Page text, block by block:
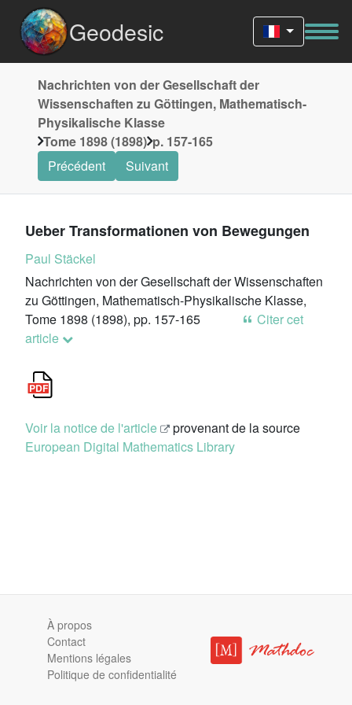
Geodesic
Nachrichten von der Gesellschaft der
Wissenschaften zu Göttingen, Mathematisch-
Physikalische Klasse
Tome 1898 (1898) p. 157-165
Précédent
Suivant
Ueber Transformationen von Bewegungen
Paul Stäckel
Nachrichten von der Gesellschaft der Wissenschaften
zu Göttingen, Mathematisch-Physikalische Klasse,
Tome 1898 (1898), pp. 157-165
Citer cet
article
Voir la notice de l'article
provenant de la source
European Digital Mathematics Library
À propos
Contact
Mentions légales
Politique de confidentialité